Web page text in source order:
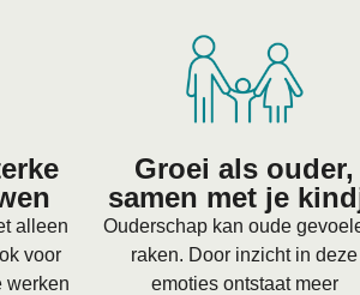
alleen
voor
werken
Groei als ouder,
samen met je
Ouderschap kan oude
raken. Door inzicht in deze
emoties ontstaat meer